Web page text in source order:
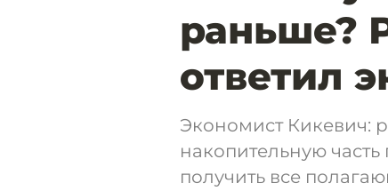
раньше?
ответил
Экономист Кикевич:
накопительную
получить все